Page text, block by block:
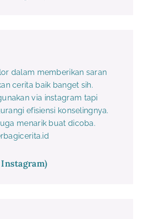
dalam memberikan saran
cerita baik banget sih.
via instagram tapi
efisiensi konselingnya.
menarik buat dicoba.